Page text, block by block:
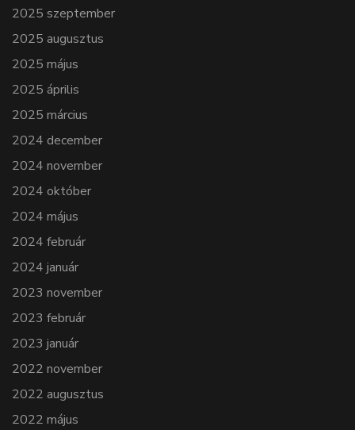
2025 szeptember
2025 augusztus
2025 május
2025 április
2025 március
2024 december
2024 november
2024 október
2024 május
2024 február
2024 január
2023 november
2023 február
2023 január
2022 november
2022 augusztus
2022 május